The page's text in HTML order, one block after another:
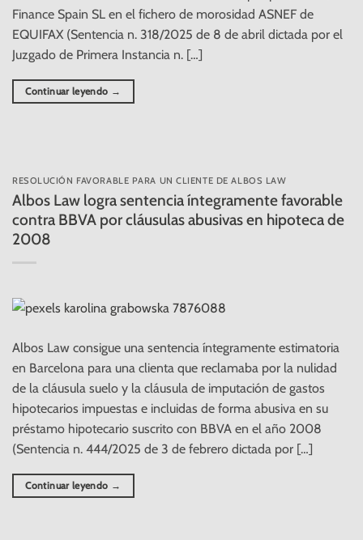
Finance Spain SL en el fichero de morosidad ASNEF de
EQUIFAX (Sentencia n. 318/2025 de 8 de abril dictada por el
Juzgado de Primera Instancia n. […]
Continuar leyendo →
RESOLUCIÓN FAVORABLE PARA UN CLIENTE DE ALBOS LAW
Albos Law logra sentencia íntegramente favorable
contra BBVA por cláusulas abusivas en hipoteca de
2008
Albos Law consigue una sentencia íntegramente estimatoria
en Barcelona para una clienta que reclamaba por la nulidad
de la cláusula suelo y la cláusula de imputación de gastos
hipotecarios impuestas e incluidas de forma abusiva en su
préstamo hipotecario suscrito con BBVA en el año 2008
(Sentencia n. 444/2025 de 3 de febrero dictada por […]
Continuar leyendo →